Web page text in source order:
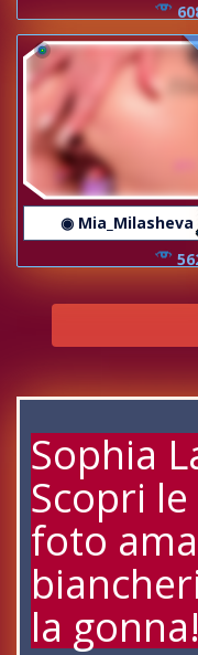
◉ Mia_Milasheva
Sophia
Scopri
foto
la gonna!